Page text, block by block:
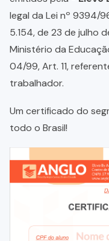
legal da Lei nº 9394/
5.154, de 23 de julho
Ministério da
04/99, Art. 11,
trabalhador.
Um certificado do
todo o Brasil!